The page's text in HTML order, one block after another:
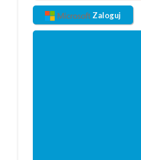
Zaloguj